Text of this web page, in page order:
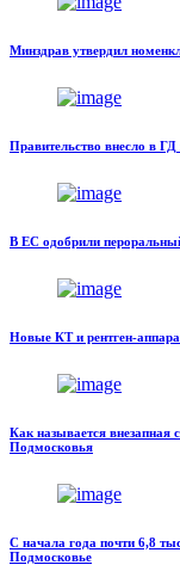
Минздрав утвердил
Правительство внесло в
В ЕС одобрили
Новые КТ и рентген-
Как называется внезапная
Подмосковья
С начала года почти 6,8
Подмосковье